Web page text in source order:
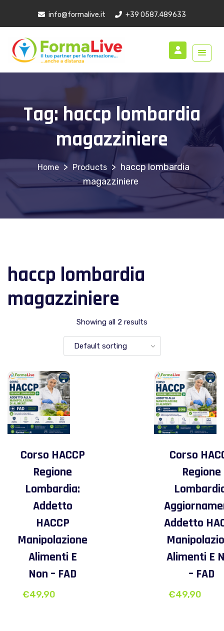
info@formalive.it +39 0587.489633
Tag:haccp lombardia
magazziniere
> Products > haccp lombardia
magazziniere
haccp lombardia
magazziniere
Showing all 2 results
Corso HACCP
Regione
Lombardia:
Addetto
HACCP
Manipolazione
Alimenti E
Non – FAD
€49,90
Corso
Regione
Addetto
Alimenti E
– FAD
€49,90